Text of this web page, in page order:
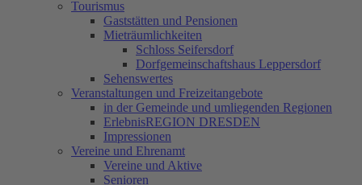
Tourismus
Gaststätten und Pensionen
Mieträumlichkeiten
Schloss Seifersdorf
Dorfgemeinschaftshaus Leppersdorf
Sehenswertes
Veranstaltungen und Freizeitangebote
in der Gemeinde und umliegenden Regionen
ErlebnisREGION DRESDEN
Impressionen
Vereine und Ehrenamt
Vereine und Aktive
Senioren